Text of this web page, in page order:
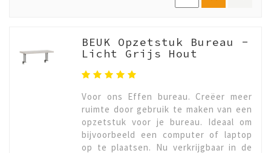
BEUK Opzetstuk Bureau -
Licht Grijs Hout
Voor ons Effen bureau. Creëer meer
ruimte door gebruik te maken van een
opzetstuk voor je bureau. Ideaal om
bijvoorbeeld een computer of laptop
op te plaatsen. Nu verkrijgbaar in de